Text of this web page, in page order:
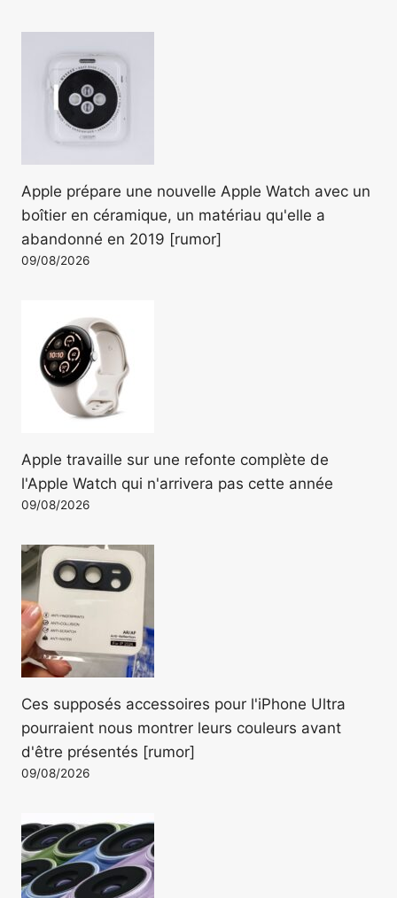
Apple prépare une nouvelle Apple Watch avec un
boîtier en céramique, un matériau qu'elle a
abandonné en 2019 [rumor]
09/08/2026
Apple travaille sur une refonte complète de
l'Apple Watch qui n'arrivera pas cette année
09/08/2026
Ces supposés accessoires pour l'iPhone Ultra
pourraient nous montrer leurs couleurs avant
d'être présentés [rumor]
09/08/2026